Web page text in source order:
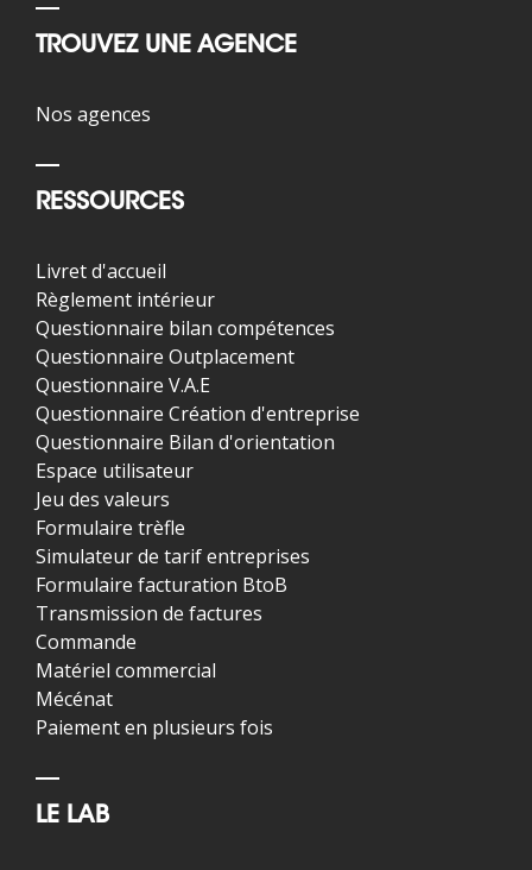
TROUVEZ UNE AGENCE
Nos agences
RESSOURCES
Livret d'accueil
Règlement intérieur
Questionnaire bilan compétences
Questionnaire Outplacement
Questionnaire V.A.E
Questionnaire Création d'entreprise
Questionnaire Bilan d'orientation
Espace utilisateur
Jeu des valeurs
Formulaire trèfle
Simulateur de tarif entreprises
Formulaire facturation BtoB
Transmission de factures
Commande
Matériel commercial
Mécénat
Paiement en plusieurs fois
LE LAB